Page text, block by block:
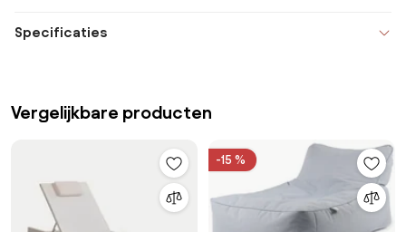
Specificaties
Vergelijkbare producten
-15 %